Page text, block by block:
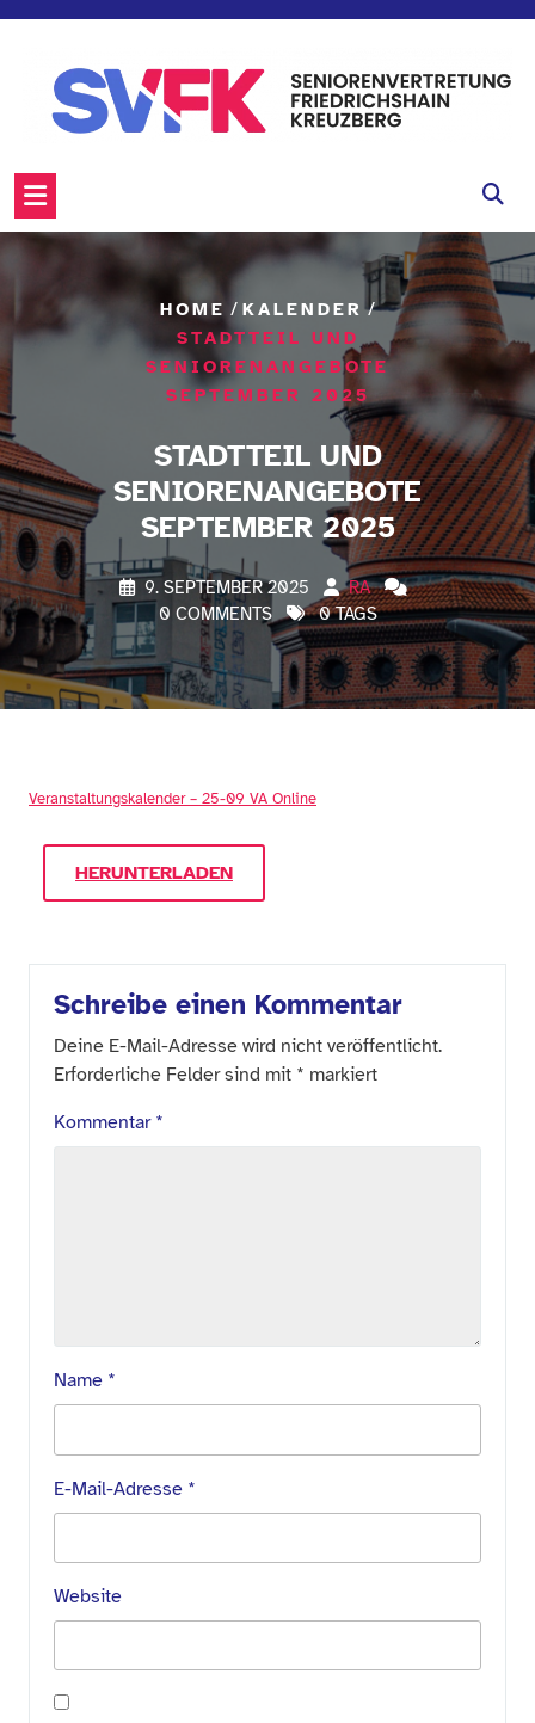
Skip
content
HOME / KALENDER /
STADTTEIL UND
SENIORENANGEBOTE
SEPTEMBER 2025
STADTTEIL UND
SENIORENANGEBOTE
SEPTEMBER 2025
9. SEPTEMBER 2025
RA
0 COMMENTS
0 TAGS
Veranstaltungskalender – 25-09 VA Online
HERUNTERLADEN
Schreibe einen Kommentar
Deine E-Mail-Adresse wird nicht veröffentlicht.
Erforderliche Felder sind mit * markiert
Kommentar *
Name *
E-Mail-Adresse *
Website